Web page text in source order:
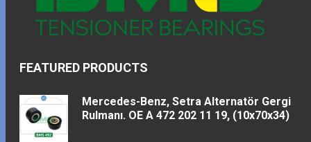
FEATURED PRODUCTS
Mercedes-Benz, Setra Alternatör Gergi
Rulmanı. OE A 472 202 11 19, (10x70x34)